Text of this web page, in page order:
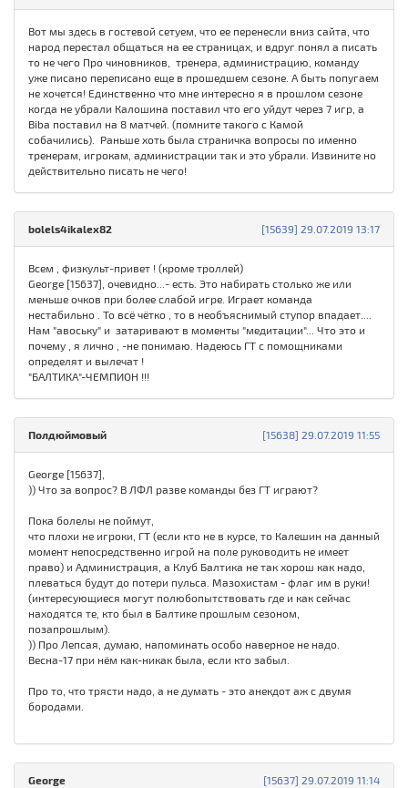
Вот мы здесь в гостевой сетуем, что ее перенесли вниз сайта, что
народ перестал общаться на ее страницах, и вдруг понял а писать
то не чего Про чиновников, тренера, администрацию, команду
уже писано переписано еще в прошедшем сезоне. А быть попугаем
не хочется! Единственно что мне интересно я в прошлом сезоне
когда не убрали Калошина поставил что его уйдут через 7 игр, а
Biba поставил на 8 матчей. (помните такого с Камой
собачились). Раньше хоть была страничка вопросы по именно
тренерам, игрокам, администрации так и это убрали. Извините но
действительно писать не чего!
[15639] 29.07.2019 13:17
bolels4ikalex82
Всем , физкульт-привет ! (кроме троллей)
George [15637], очевидно...- есть. Это набирать столько же или
меньше очков при более слабой игре. Играет команда
нестабильно . То всё чётко , то в необъяснимый ступор впадает....
Нам "авоську" и затаривают в моменты "медитации"... Что это и
почему , я лично , -не понимаю. Надеюсь ГТ с помощниками
определят и вылечат !
"БАЛТИКА"-ЧЕМПИОН !!!
[15638] 29.07.2019 11:55
Полдюймовый
George [15637],
)) Что за вопрос? В ЛФЛ разве команды без ГТ играют?
Пока болелы не поймут,
что плохи не игроки, ГТ (если кто не в курсе, то Калешин на данный
момент непосредственно игрой на поле руководить не имеет
право) и Администрация, а Клуб Балтика не так хорош как надо,
плеваться будут до потери пульса. Мазохистам - флаг им в руки!
(интересующиеся могут полюбопытствовать где и как сейчас
находятся те, кто был в Балтике прошлым сезоном,
позапрошлым).
)) Про Лепсая, думаю, напоминать особо наверное не надо.
Весна-17 при нём как-никак была, если кто забыл.
Про то, что трясти надо, а не думать - это анекдот аж с двумя
бородами.
[15637] 29.07.2019 11:14
George